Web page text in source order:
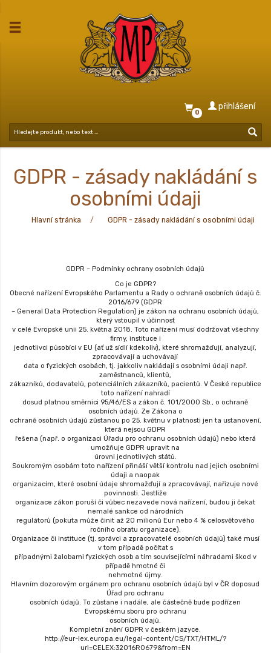
0
přihlášení
GDPR - zásady nakládání s
osobními údaji
Hlavní stránka GDPR - zásady nakládání s osobními údaji
GDPR – Podmínky ochrany osobních údajů
Co je GDPR?
Obecné nařízení Evropského Parlamentu a Rady o ochraně osobních údajů č.
2016/679 (GDPR
– General Data Protection Regulation) je zákon na ochranu osobních údajů,
který vstoupil v účinnost
v celé Evropské unii 25. května 2018. Toto nařízení musí dodržovat všechny
firmy, instituce i
jednotlivci působící v EU (ať už sídlí kdekoliv), které shromažďují, analyzují,
zpracovávají a uchovávají
data o fyzických osobách, tj. jakkoliv nakládají s osobními údaji např.
zaměstnanců, klientů,
zákazníků, dodavatelů, potenciálních zákazníků, pacientů. V České republice
toto nařízení nahradí
dosud platnou směrnici 95/46/ES a zákon č. 101/2000 Sb., o ochraně
osobních údajů. Ze Zákona o
ochraně osobních údajů zůstanou po 25. květnu v platnosti jen ta ustanovení,
která nejsou GDPR
řešena (např. o organizaci Úřadu pro ochranu osobních údajů) nebo která
umožňuje GDPR upravit na
úrovni jednotlivých států.
Soukromým osobám toto nařízení přináší větší kontrolu nad jejich osobními
údaji a naopak
organizacím, které osobní údaje shromažďují a zpracovávají, nařizuje nové
povinnosti. Jestliže
organizace zákon poruší či vůbec nezavede nová nařízení, budou ji čekat
nemalé sankce od národních
regulátorů (pokuta může činit až 20 milionů Eur nebo 4 % celosvětového
ročního obratu organizace).
Organizace či instituce (tj. správci a zpracovatelé osobních údajů) také musí
v tom případě počítat s
případnými žalobami fyzických osob a tím souvisejícími náhradami škod v
případě hmotné či
nehmotné újmy.
Hlavním dozorovým orgánem pro ochranu osobních údajů byl v ČR doposud
Úřad pro ochranu
osobních údajů. To zůstane i nadále, ale částečně bude podřízen
Evropskému sboru pro ochranu
osobních údajů.
Kompletní znění GDPR v českém jazyce.
http://eur-lex.europa.eu/legal-content/CS/TXT/HTML/?
uri=CELEX:32016R0679&from=EN